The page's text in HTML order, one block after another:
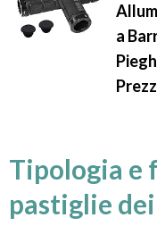
a
Tipologia e
pastiglie